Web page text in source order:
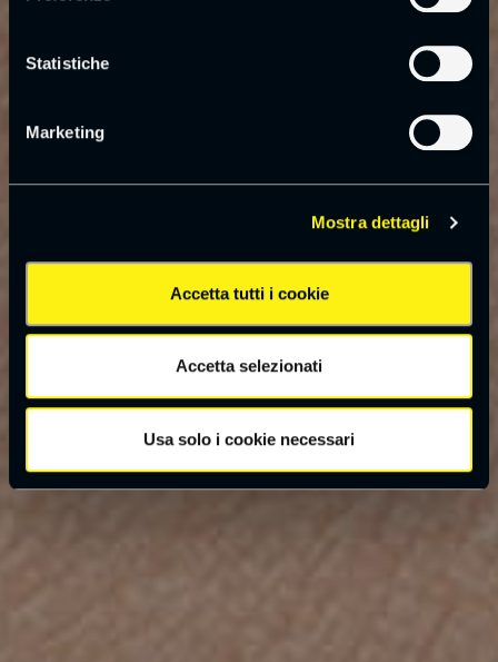
Statistiche
Marketing
Mostra dettagli
Accetta tutti i cookie
Accetta selezionati
Usa solo i cookie necessari